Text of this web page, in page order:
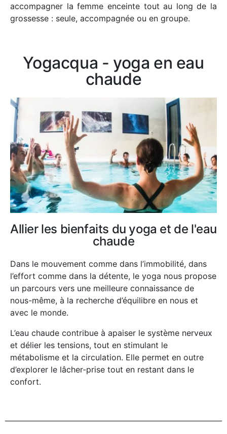
accompagner la femme enceinte tout au long de la
grossesse : seule, accompagnée ou en groupe.
Yogacqua - yoga en eau
chaude
Allier les bienfaits du yoga et de l'eau
chaude
Dans le mouvement comme dans l’immobilité, dans
l’effort comme dans la détente, le yoga nous propose
un parcours vers une meilleure connaissance de
nous-même, à la recherche d’équilibre en nous et
avec le monde.
L’eau chaude contribue à apaiser le système nerveux
et délier les tensions, tout en stimulant le
métabolisme et la circulation. Elle permet en outre
d’explorer le lâcher-prise tout en restant dans le
confort.